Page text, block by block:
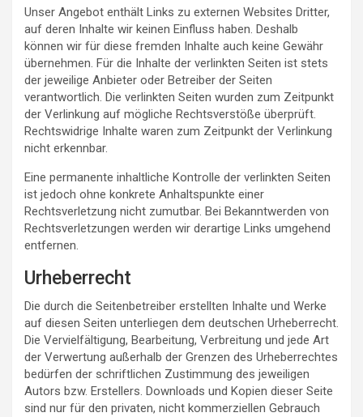
Unser Angebot enthält Links zu externen Websites Dritter,
auf deren Inhalte wir keinen Einfluss haben. Deshalb
können wir für diese fremden Inhalte auch keine Gewähr
übernehmen. Für die Inhalte der verlinkten Seiten ist stets
der jeweilige Anbieter oder Betreiber der Seiten
verantwortlich. Die verlinkten Seiten wurden zum Zeitpunkt
der Verlinkung auf mögliche Rechtsverstöße überprüft.
Rechtswidrige Inhalte waren zum Zeitpunkt der Verlinkung
nicht erkennbar.
Eine permanente inhaltliche Kontrolle der verlinkten Seiten
ist jedoch ohne konkrete Anhaltspunkte einer
Rechtsverletzung nicht zumutbar. Bei Bekanntwerden von
Rechtsverletzungen werden wir derartige Links umgehend
entfernen.
Urheberrecht
Die durch die Seitenbetreiber erstellten Inhalte und Werke
auf diesen Seiten unterliegen dem deutschen Urheberrecht.
Die Vervielfältigung, Bearbeitung, Verbreitung und jede Art
der Verwertung außerhalb der Grenzen des Urheberrechtes
bedürfen der schriftlichen Zustimmung des jeweiligen
Autors bzw. Erstellers. Downloads und Kopien dieser Seite
sind nur für den privaten, nicht kommerziellen Gebrauch